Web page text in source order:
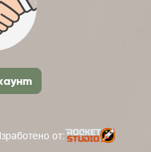
от: